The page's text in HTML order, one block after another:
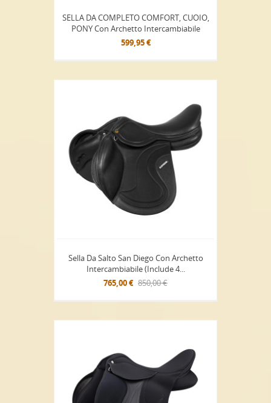
SELLA DA COMPLETO COMFORT, CUOIO,
PONY Con Archetto Intercambiabile
599,95 €
Sella Da Salto San Diego Con Archetto
Intercambiabile (include 4...
765,00 € 850,00 €